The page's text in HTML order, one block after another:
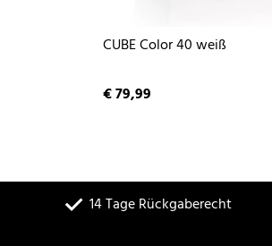
CUBE Color 40 weiß
€ 79,99
14 Tage Rückgaberecht